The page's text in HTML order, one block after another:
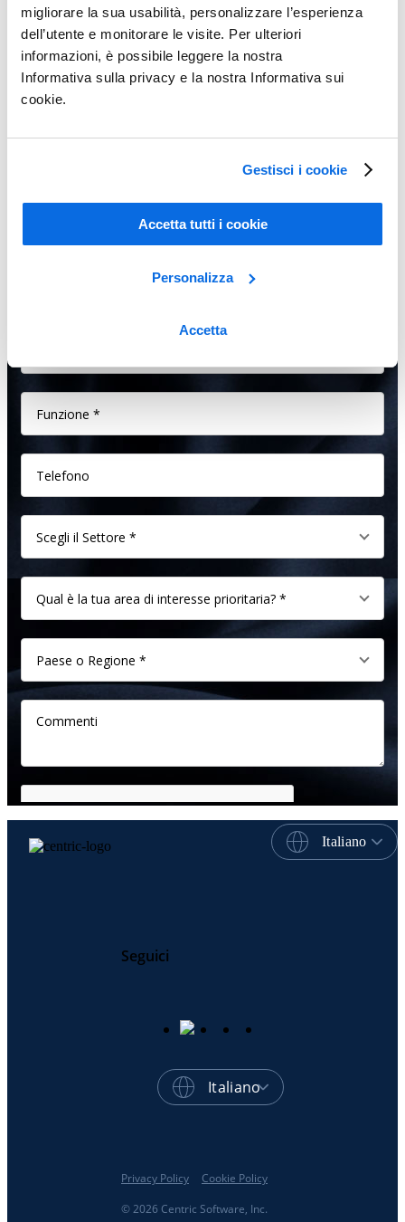
migliorare la sua usabilità, personalizzare l’esperienza
dell’utente e monitorare le visite. Per ulteriori
informazioni, è possibile leggere la nostra
Informativa sulla privacy e la nostra Informativa sui
cookie.
Gestisci i cookie
Accetta tutti i cookie
Personalizza
Accetta
Seeing is believing!
If your PLM software isn’t easy to use your teams won’t use it, so
your company won’t reap the benefits. Give us 60 minutes and
you’ll see why Centric comprehensive, out-of the box system is the
easiest-to-use PLM software platform on the market.
Italiano
Seguici
Italiano
© 2026 Centric Software, Inc.
Privacy Policy Cookie Policy